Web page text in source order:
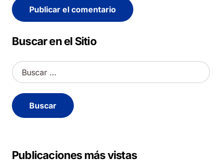
Alternative:
Buscar en el Sitio
B
u
c
a
Publicaciones más vistas